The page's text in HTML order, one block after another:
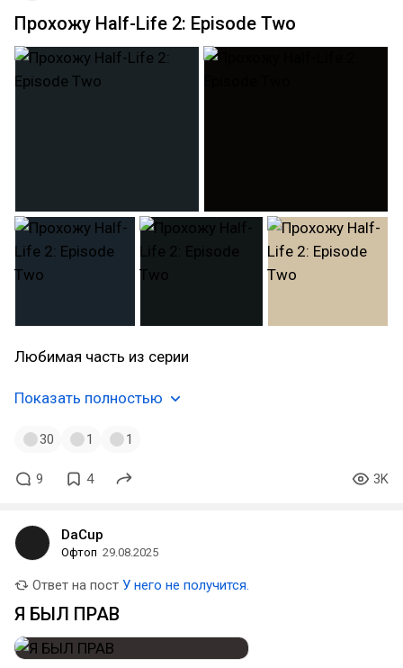
Прохожу Half-Life 2: Episode Two
Любимая часть из серии
Показать полностью
30 1 1
9 4 3K
DaCup
Офтоп 29.08.2025
Ответ на пост У него не получится.
Я БЫЛ ПРАВ